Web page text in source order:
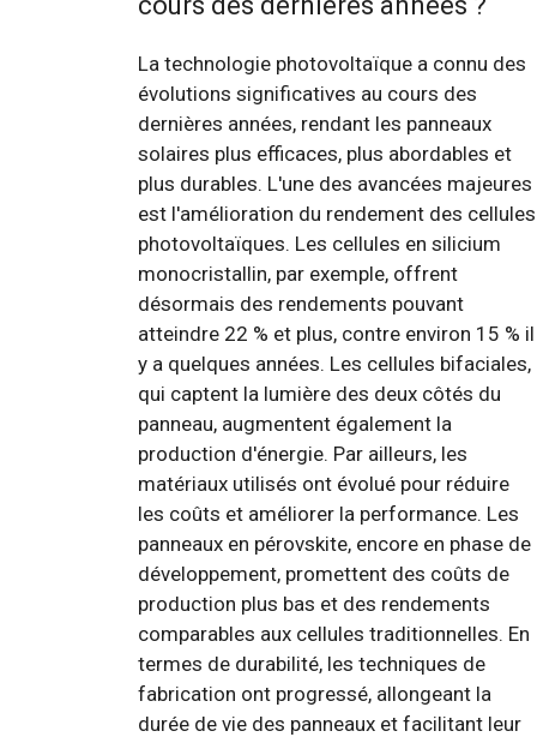
La technologie photovoltaïque a connu des
évolutions significatives au cours des
dernières années, rendant les panneaux
solaires plus efficaces, plus abordables et
plus durables. L'une des avancées majeures
est l'amélioration du rendement des cellules
photovoltaïques. Les cellules en silicium
monocristallin, par exemple, offrent
désormais des rendements pouvant
atteindre 22 % et plus, contre environ 15 % il
y a quelques années. Les cellules bifaciales,
qui captent la lumière des deux côtés du
panneau, augmentent également la
production d'énergie. Par ailleurs, les
matériaux utilisés ont évolué pour réduire
les coûts et améliorer la performance. Les
panneaux en pérovskite, encore en phase de
développement, promettent des coûts de
production plus bas et des rendements
comparables aux cellules traditionnelles. En
termes de durabilité, les techniques de
fabrication ont progressé, allongeant la
durée de vie des panneaux et facilitant leur